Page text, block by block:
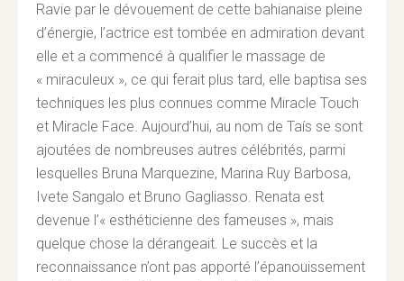
Ravie par le dévouement de cette bahianaise pleine
d’énergie, l’actrice est tombée en admiration devant
elle et a commencé à qualifier le massage de
« miraculeux », ce qui ferait plus tard, elle baptisa ses
techniques les plus connues comme Miracle Touch
et Miracle Face. Aujourd’hui, au nom de Taís se sont
ajoutées de nombreuses autres célébrités, parmi
lesquelles Bruna Marquezine, Marina Ruy Barbosa,
Ivete Sangalo et Bruno Gagliasso. Renata est
devenue l’« esthéticienne des fameuses », mais
quelque chose la dérangeait. Le succès et la
reconnaissance n’ont pas apporté l’épanouissement